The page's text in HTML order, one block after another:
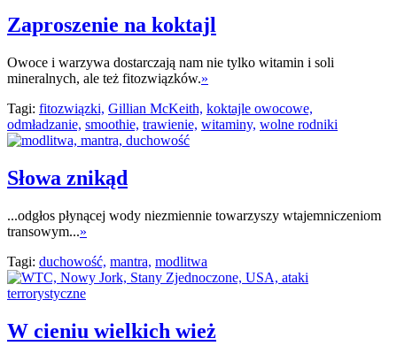
Zaproszenie na koktajl
Owoce i warzywa dostarczają nam nie tylko witamin i soli
mineralnych, ale też fitozwiązków.»
Tagi: fitozwiązki, Gillian McKeith, koktajle owocowe,
odmładzanie, smoothie, trawienie, witaminy, wolne rodniki
Słowa znikąd
...odgłos płynącej wody niezmiennie towarzyszy wtajemniczeniom
transowym...»
Tagi: duchowość, mantra, modlitwa
W cieniu wielkich wież